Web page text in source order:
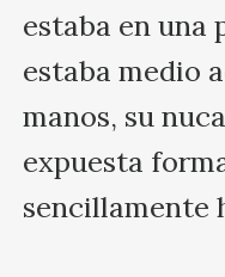
estaba en una
estaba medio
manos, su
expuesta
sencillamente